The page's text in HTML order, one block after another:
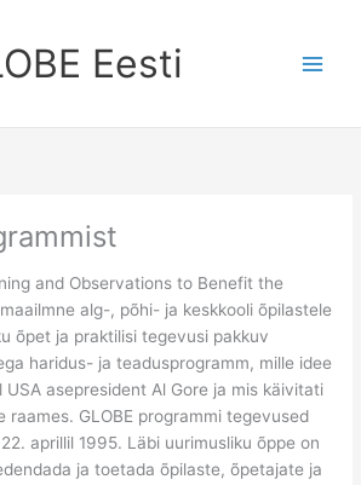
Eesti
and Observations to Benefit the
alg-, põhi- ja keskkooli õpilastele
õpet ja praktilisi tegevusi pakkuv
haridus- ja teadusprogramm, mille idee
asepresident Al Gore ja mis käivitati
raames. GLOBE programmi tegevused
aprillil 1995. Läbi uurimusliku õppe on
ja toetada õpilaste, õpetajate ja